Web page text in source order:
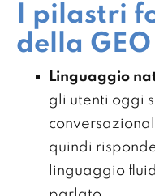
I pilastri
della GEO
Linguaggio
gli utenti oggi
quindi
linguaggio